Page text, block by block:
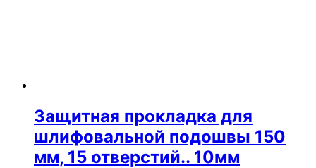
Защитная прокладка для
шлифовальной подошвы 150
мм, 15 отверстий.. 10мм